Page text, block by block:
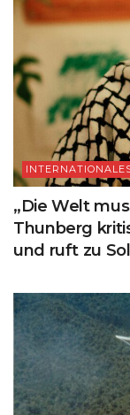
„Die Welt
Thunberg
und ruft zu